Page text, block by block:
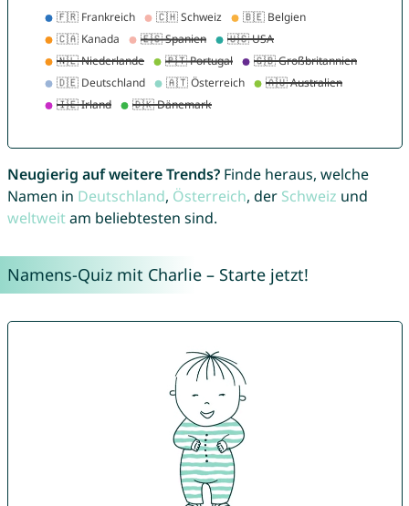
Neugierig auf weitere Trends?Finde heraus, welche
Namen in Deutschland, Österreich, der Schweiz und
weltweitam beliebtesten sind.
Namens-Quiz mit Charlie – Starte jetzt!